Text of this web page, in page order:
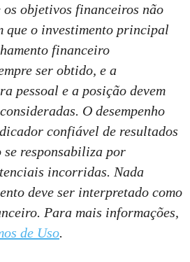
objetivos financeiros não
que o investimento principal
financeiro
ser obtido, e a
pessoal e a posição devem
O desempenho
confiável de resultados
responsabiliza por
incorridas. Nada
deve ser interpretado como
Para mais informações,
de Uso.